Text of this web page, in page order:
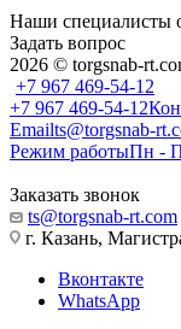
Наши специалисты
Задать вопрос
2026 © torgsnab-
+7 967 469-54-12
+7 967 469-54-12
Emailts@torgsnab-
Режим работыПн -
Заказать звонок
ts@torgsnab-rt.com
г. Казань,
Вконтакте
WhatsApp